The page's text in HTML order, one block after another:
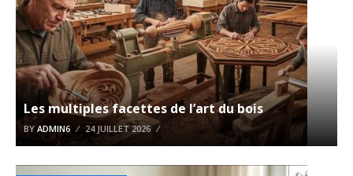
Les multiples facettes de l’art du bois
BY ADMIN6 24 JUILLET 2026